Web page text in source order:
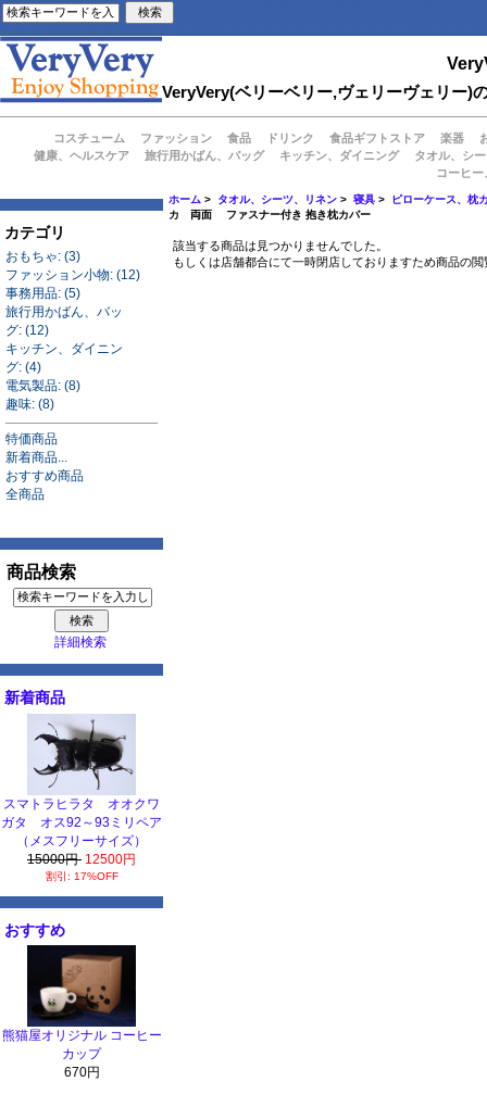
VeryVery(ベリーベリー,ヴェリーヴェリー)
コスチューム ファッション 食品 ドリンク 食品ギフトストア 楽器
健康、ヘルスケア
旅行用かばん、バッグ キッチン、ダイニング
タオル、シ
コーヒ
カテゴリ
おもちゃ: (3)
ファッション小物: (12)
事務用品: (5)
旅行用かばん、バッ
グ: (12)
キッチン、ダイニン
グ: (4)
電気製品: (8)
趣味: (8)
特価商品
新着商品...
おすすめ商品
全商品
商品検索
詳細検索
新着商品
スマトラヒラタ オオクワ
ガタ オス92～93ミリペア
（メスフリーサイズ）
15000円 12500円
割引: 17%OFF
おすすめ
熊猫屋オリジナル コーヒー
カップ
670円
ホーム > タオル、シーツ、リネン >寝具 >
ピローケース、枕
カ 両面 ファスナー付き 抱き枕カバー
該当する商品は見つかりませんでした。
もしくは店舗都合にて一時閉店しておりますため商品の